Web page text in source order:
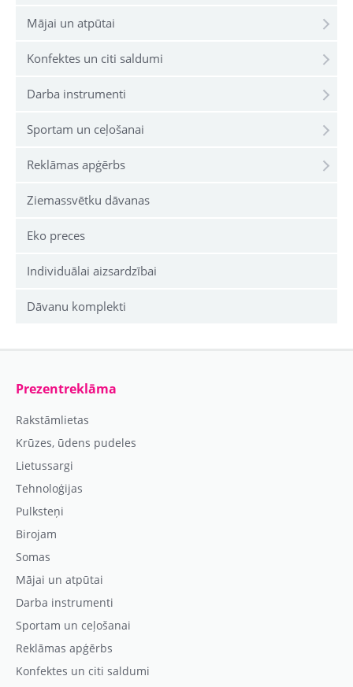
Mājai un atpūtai
Konfektes un citi saldumi
Darba instrumenti
Sportam un ceļošanai
Reklāmas apģērbs
Ziemassvētku dāvanas
Eko preces
Individuālai aizsardzībai
Dāvanu komplekti
Prezentreklāma
Rakstāmlietas
Krūzes, ūdens pudeles
Lietussargi
Tehnoloģijas
Pulksteņi
Birojam
Somas
Mājai un atpūtai
Darba instrumenti
Sportam un ceļošanai
Reklāmas apģērbs
Konfektes un citi saldumi